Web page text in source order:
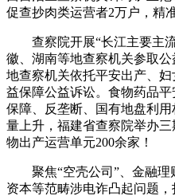
促查抄肉类运营者2万户，精
查察院开展“长江主要主流
徽、湖南等地查察机关参取
地查察机关依托平安出产、
益保障公益诉讼。食物药品
保障、反垄断、国有地盘利
量上升，福建省查察院举办
物出产运营单元200余家！
聚焦“空壳公司”、金融理
资本等范畴涉电诈凸起问题